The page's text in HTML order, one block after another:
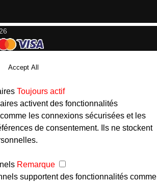
Accept All
Toujours actif
activent des fonctionnalités
les connexions sécurisées et les
de consentement. Ils ne stockent
Remarque
supportent des fonctionnalités comme